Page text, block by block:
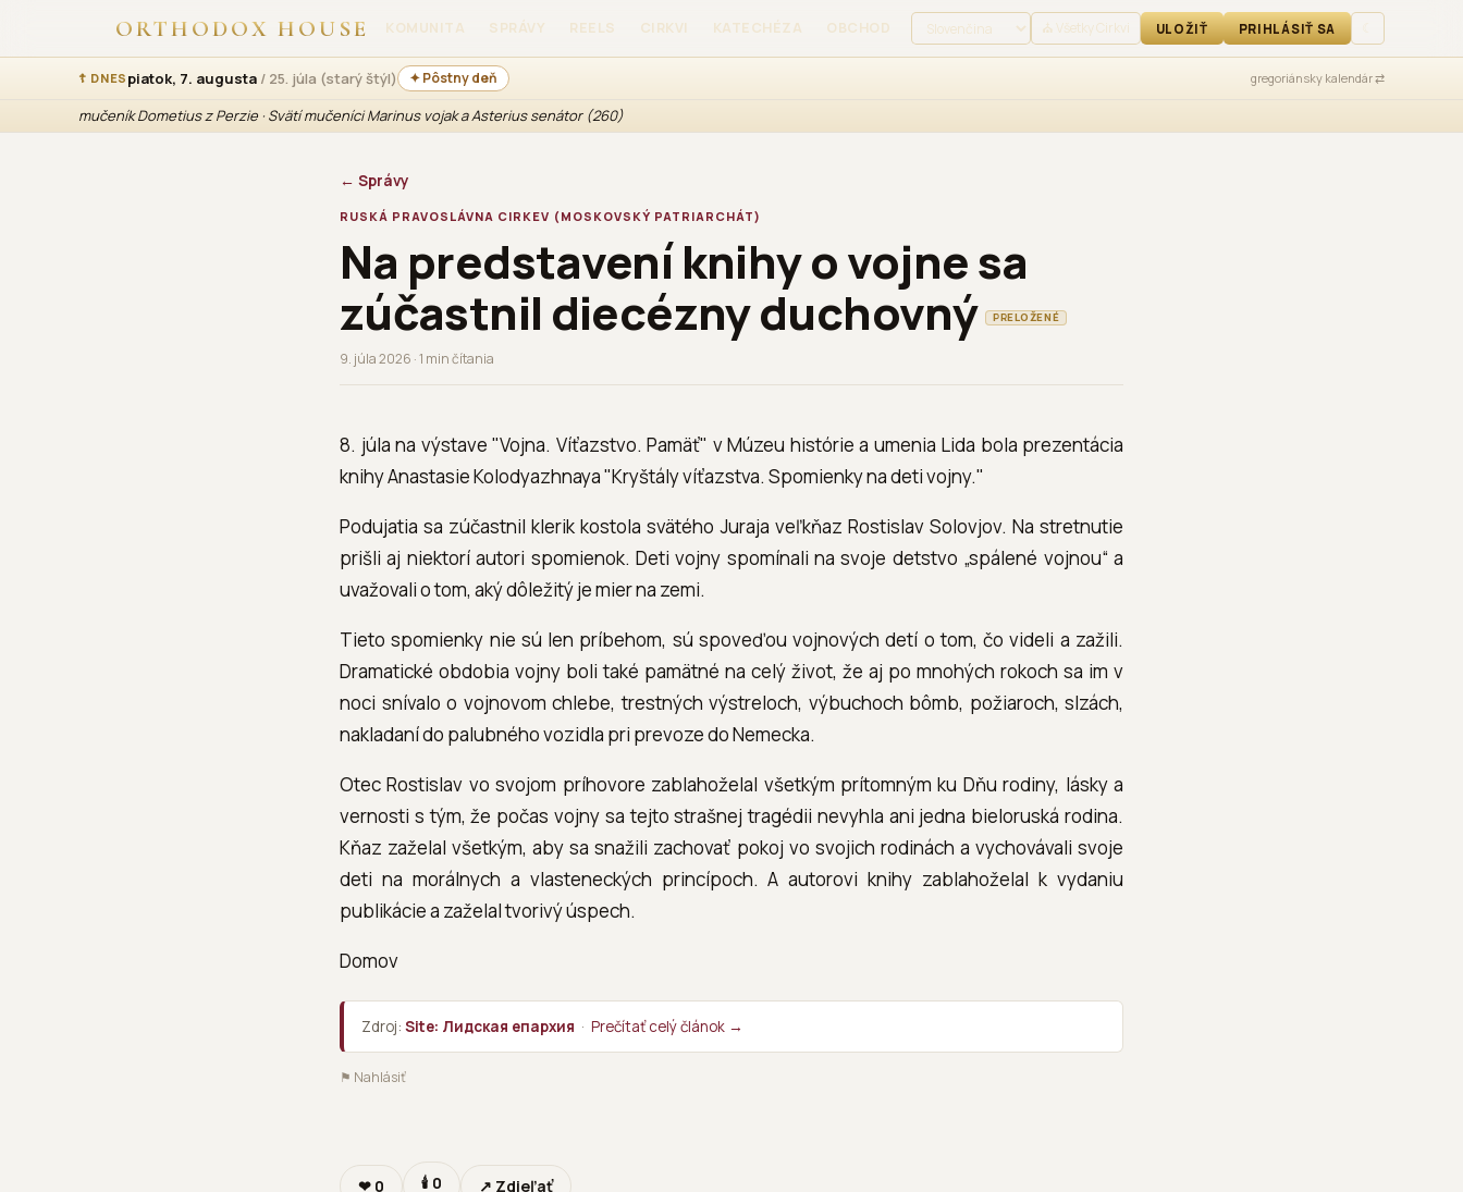
ORTHODOX HOUSE KOMUNITA SPRÁVY REELS CIRKVI KATECHÉZA OBCHOD PRIHLÁSIŤ SA ⛪ Všetky Cirkvi ULOŽIŤ PRIHLÁSIŤ SA
☦ DNES piatok, 7. augusta / 25. júla (starý štýl) ✦ Pôstny deň gregoriánsky kalendár ⇄
mučeník Dometius z Perzie · Svätí mučeníci Marinus vojak a Asterius senátor (260)
← Správy
RUSKÁ PRAVOSLÁVNA CIRKEV (MOSKOVSKÝ PATRIARCHÁT)
Na predstavení knihy o vojne sa
zúčastnil diecézny duchovný
PRELOŽENÉ
9. júla 2026 · 1 min čítania
8. júla na výstave "Vojna. Víťazstvo. Pamäť" v Múzeu histórie a umenia Lida bola prezentácia
knihy Anastasie Kolodyazhnaya "Kryštály víťazstva. Spomienky na deti vojny."
Podujatia sa zúčastnil klerik kostola svätého Juraja veľkňaz Rostislav Solovjov. Na stretnutie
prišli aj niektorí autori spomienok. Deti vojny spomínali na svoje detstvo „spálené vojnou“ a
uvažovali o tom, aký dôležitý je mier na zemi.
Tieto spomienky nie sú len príbehom, sú spoveďou vojnových detí o tom, čo videli a zažili.
Dramatické obdobia vojny boli také pamätné na celý život, že aj po mnohých rokoch sa im v
noci snívalo o vojnovom chlebe, trestných výstreloch, výbuchoch bômb, požiaroch, slzách,
nakladaní do palubného vozidla pri prevoze do Nemecka.
Otec Rostislav vo svojom príhovore zablahoželal všetkým prítomným ku Dňu rodiny, lásky a
vernosti s tým, že počas vojny sa tejto strašnej tragédii nevyhla ani jedna bieloruská rodina.
Kňaz zaželal všetkým, aby sa snažili zachovať pokoj vo svojich rodinách a vychovávali svoje
deti na morálnych a vlasteneckých princípoch. A autorovi knihy zablahoželal k vydaniu
publikácie a zaželal tvorivý úspech.
Domov
Zdroj: Site: Лидская епархия · Prečítať celý článok →
⚑ Nahlásiť
❤ 0 🕯 0 ↗ Zdieľať